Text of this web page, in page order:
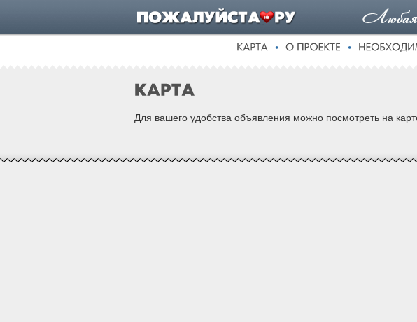
Для вашего удобства объявления можно посмотреть на